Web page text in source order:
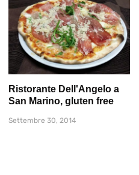
Ristorante Dell'Angelo a
San Marino, gluten free
Settembre 30, 2014